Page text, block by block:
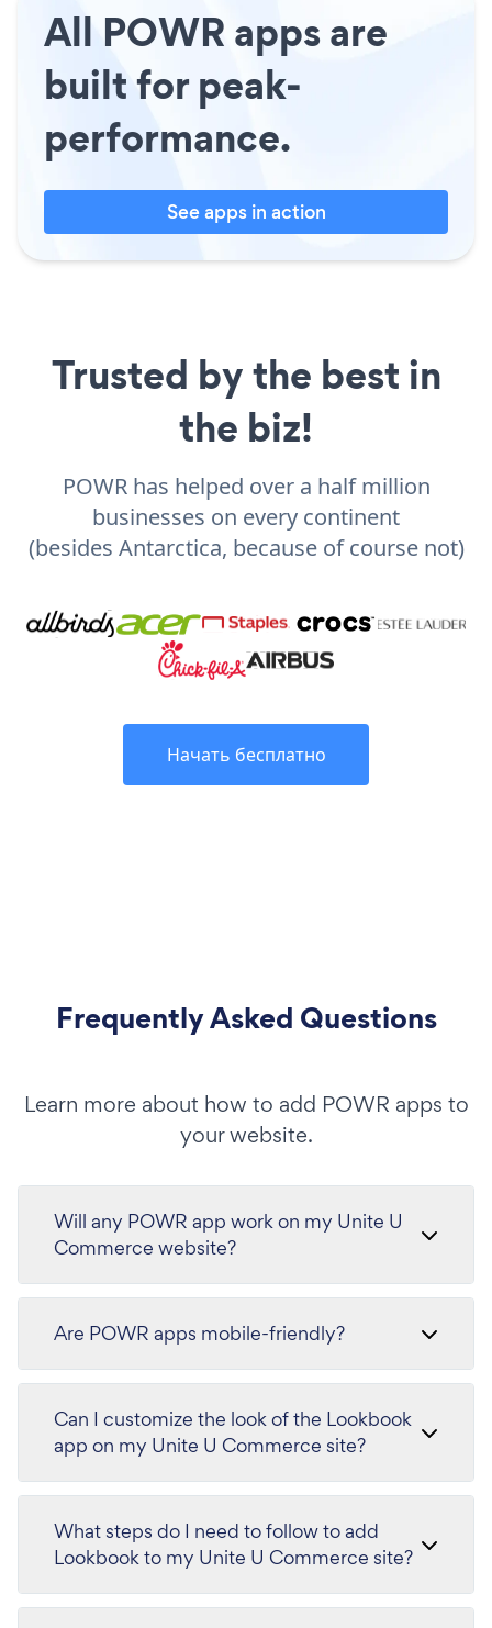
All POWR apps are
built for peak-
performance.
See apps in action
Trusted by the best in
the biz!
POWR has helped over a half million
businesses on every continent
(besides Antarctica, because of course not)
Начать бесплатно
Frequently Asked Questions
Learn more about how to add POWR apps to
your website.
Will any POWR app work on my Unite U
Commerce website?
Are POWR apps mobile-friendly?
Can I customize the look of the Lookbook
app on my Unite U Commerce site?
What steps do I need to follow to add
Lookbook to my Unite U Commerce site?